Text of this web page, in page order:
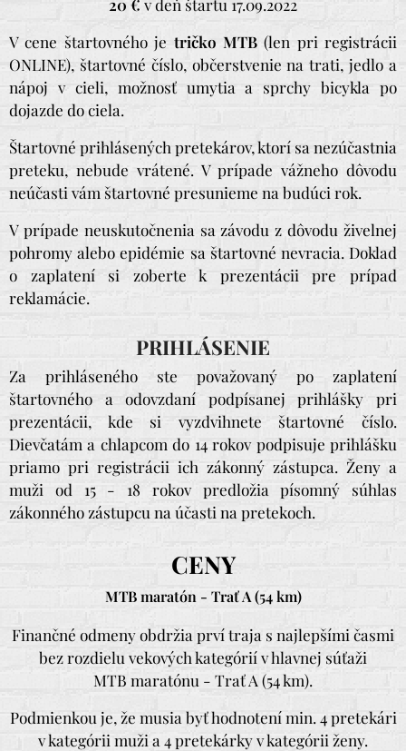
V cene štartovného je tričko MTB(len pri registrácii
ONLINE), štartovné číslo, občerstvenie na trati, jedlo a
nápoj v cieli, možnosť umytia a sprchy bicykla po
dojazde do ciela.
Štartovné prihlásených pretekárov, ktorí sa nezúčastnia
preteku, nebude vrátené. V prípade vážneho dôvodu
neúčasti vám štartovné presunieme na budúci rok.
V prípade neuskutočnenia sa závodu z dôvodu živelnej
pohromy alebo epidémie sa štartovné nevracia. Doklad
o zaplatení si zoberte k prezentácii pre prípad
reklamácie.
PRIHLÁSENIE
Za prihláseného ste považovaný po zaplatení
štartovného a odovzdaní podpísanej prihlášky pri
prezentácii, kde si vyzdvihnete štartovné číslo.
Dievčatám a chlapcom do 14 rokov podpisuje prihlášku
priamo pri registrácii ich zákonný zástupca. Ženy a
muži od 15 - 18 rokov predložia písomný súhlas
zákonného zástupcu na účasti na pretekoch.
CENY
MTB maratón - Trať A (54 km)
Finančné odmeny obdržia prví traja s najlepšími časmi
bez rozdielu vekových kategórií v hlavnej súťaži
MTB maratónu - Trať A (54 km).
Podmienkou je, že musia byť hodnotení min. 4 pretekári
v kategórii muži a 4 pretekárky v kategórii ženy.